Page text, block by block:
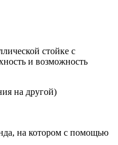
стойке с
и возможность
на другой)
на котором с помощью